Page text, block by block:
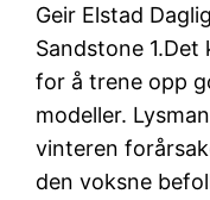
Geir Elstad
Sandstone
for å trene opp
modeller.
vinteren
den voksne